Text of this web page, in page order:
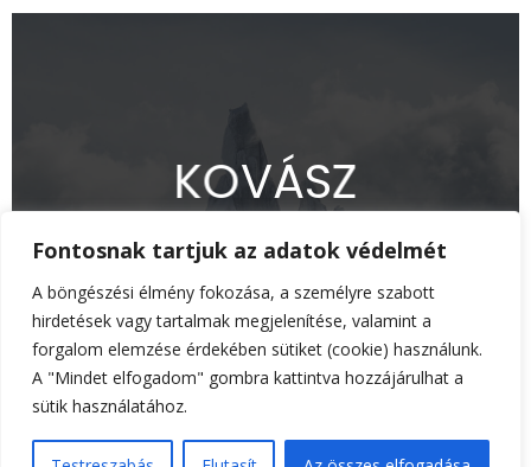
Fontosnak tartjuk az adatok védelmét
A böngészési élmény fokozása, a személyre szabott
hirdetések vagy tartalmak megjelenítése, valamint a
forgalom elemzése érdekében sütiket (cookie) használunk.
A "Mindet elfogadom" gombra kattintva hozzájárulhat a
sütik használatához.
KOVÁSZ
Copyright © All Rights Reserved 2024